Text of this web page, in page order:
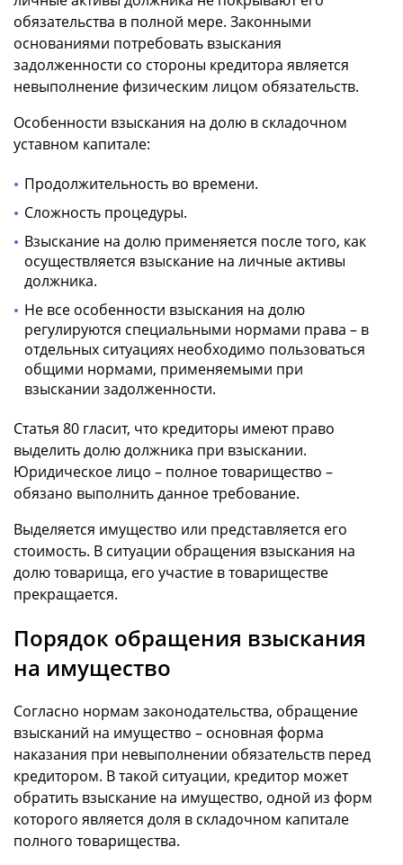
обязательства в полной мере. Законными
основаниями потребовать взыскания
задолженности со стороны кредитора является
невыполнение физическим лицом обязательств.
Особенности взыскания на долю в складочном
уставном капитале:
Продолжительность во времени.
Сложность процедуры.
Взыскание на долю применяется после того, как
осуществляется взыскание на личные активы
должника.
Не все особенности взыскания на долю
регулируются специальными нормами права – в
отдельных ситуациях необходимо пользоваться
общими нормами, применяемыми при
взыскании задолженности.
Статья 80 гласит, что кредиторы имеют право
выделить долю должника при взыскании.
Юридическое лицо – полное товарищество –
обязано выполнить данное требование.
Выделяется имущество или представляется его
стоимость. В ситуации обращения взыскания на
долю товарища, его участие в товариществе
прекращается.
Порядок обращения взыскания
на имущество
Согласно нормам законодательства, обращение
взысканий на имущество – основная форма
наказания при невыполнении обязательств перед
кредитором. В такой ситуации, кредитор может
обратить взыскание на имущество, одной из форм
которого является доля в складочном капитале
полного товарищества.